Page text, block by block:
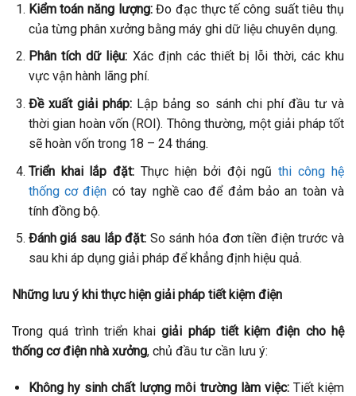
Kiểm toán năng lượng:Đo đạc thực tế công suất tiêu thụ
của từng phân xưởng bằng máy ghi dữ liệu chuyên dụng.
Phân tích dữ liệu: Xác định các thiết bị lỗi thời, các khu
vực vận hành lãng phí.
Đề xuất giải pháp: Lập bảng so sánh chi phí đầu tư và
thời gian hoàn vốn (ROI). Thông thường, một giải pháp tốt
sẽ hoàn vốn trong 18 – 24 tháng.
Triển khai lắp đặt: Thực hiện bởi đội ngũ thi công hệ
thống cơ điện có tay nghề cao để đảm bảo an toàn và
tính đồng bộ.
Đánh giá sau lắp đặt: So sánh hóa đơn tiền điện trước và
sau khi áp dụng giải pháp để khẳng định hiệu quả.
Những lưu ý khi thực hiện giải pháp tiết kiệm điện
Trong quá trình triển khaigiải pháp tiết kiệm điện cho hệ
thống cơ điện nhà xưởng, chủ đầu tư cần lưu ý:
Không hy sinh chất lượng môi trường làm việc:Tiết kiệm